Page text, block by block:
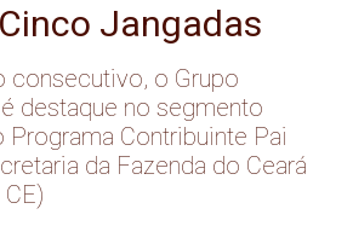
Jangadas
consecutivo, o Grupo
destaque no segmento
Programa Contribuinte Pai
da Fazenda do Ceará